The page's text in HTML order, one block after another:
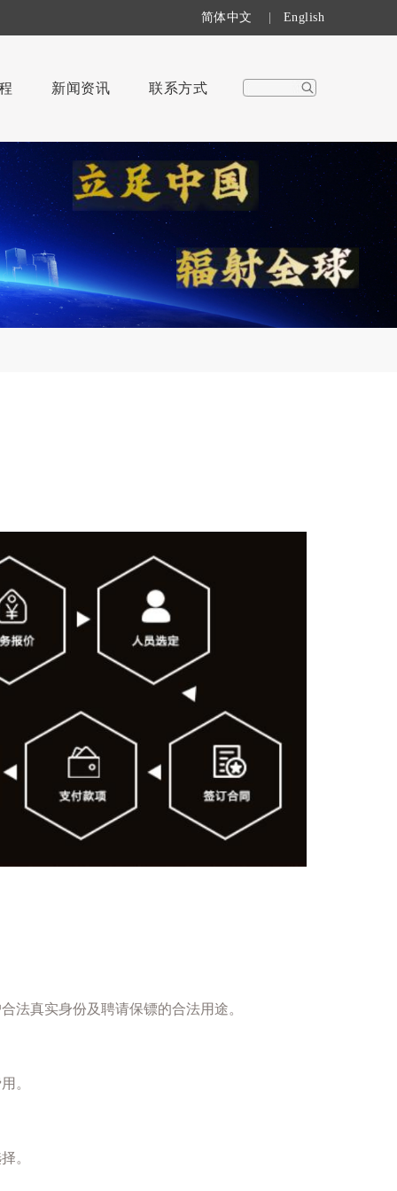
简体中文 English
新闻资讯 联系方式
法真实身份及聘请保镖的合法用途。
。
。